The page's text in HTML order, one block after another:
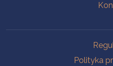
Polityka